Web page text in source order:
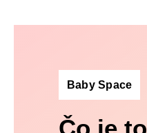
Baby Space